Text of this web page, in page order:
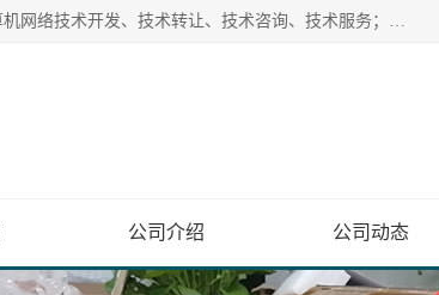
深圳为尔康科技有限公司位于深圳市龙岗区南湾街道。经营范围包括：计算机网络技术开发、技术转让、技术咨询、技术服务；一类医疗器械、通讯设备、机械设备、五金产品、电器产品的销售；二类、三类医疗器械的销售等；主要产品有：无创血压模拟仪、气体检测仪、检测仪、bms1x射线胶片、输液泵分析仪、呼吸机分析仪、心电图机测试仪等产品。
公司介绍 公司动态